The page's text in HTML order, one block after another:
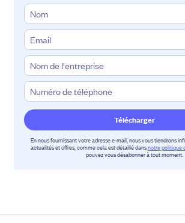
En nous fournissant votre adresse e-mail, nous vous tiendrons
actualités et offres, comme cela est détaillé dansnotre politique
pouvez vous désabonner à tout moment.